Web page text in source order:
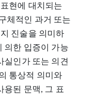
현에 대치되는
체적인 과거 또는
진술을 의미하
의한 입증이 가능
실인가 또는 의견
통상적 의미와
용된 문맥, 그 표